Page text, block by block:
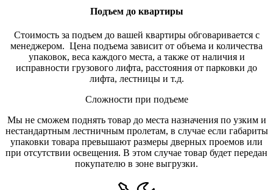
Подъем до квартиры
Стоимость за подъем до вашей квартиры обговаривается с
менеджером. Цена подъема зависит от объема и количества
упаковок, веса каждого места, а также от наличия и
исправности грузового лифта, расстояния от парковки до
лифта, лестницы и т.д.
Сложности при подъеме
Мы не сможем поднять товар до места назначения по узким и
нестандартным лестничным пролетам, в случае если габариты
упаковки товара превышают размеры дверных проемов или
при отсутствии освещения. В этом случае товар будет передан
покупателю в зоне выгрузки.